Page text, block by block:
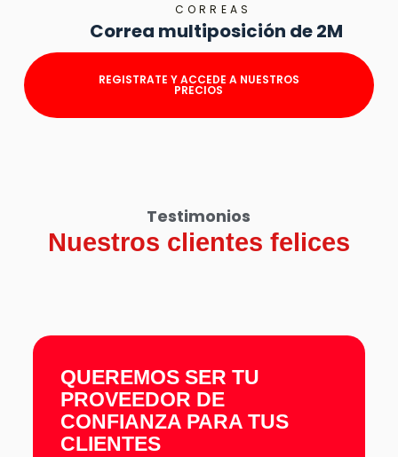
CORREAS
Correa multiposición de 2M
REGISTRATE Y ACCEDE A NUESTROS
PRECIOS
Testimonios
Nuestros clientes felices
QUEREMOS SER TU
PROVEEDOR DE
CONFIANZA PARA TUS
CLIENTES